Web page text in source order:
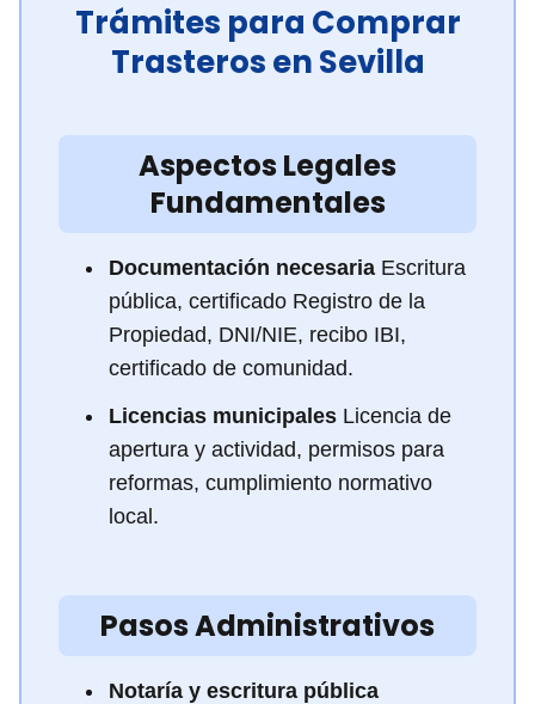
Trámites para Comprar
Trasteros en Sevilla
Aspectos Legales
Fundamentales
Documentación necesaria Escritura
pública, certificado Registro de la
Propiedad, DNI/NIE, recibo IBI,
certificado de comunidad.
Licencias municipales Licencia de
apertura y actividad, permisos para
reformas, cumplimiento normativo
local.
Pasos Administrativos
Notaría y escritura pública